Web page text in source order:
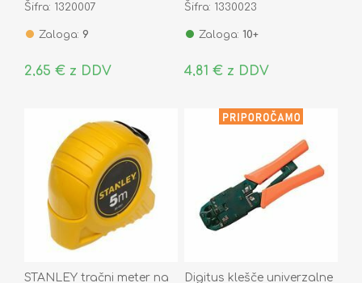
Šifra: 1320007
Zaloga: 9
2,65 € z DDV
Šifra: 1330023
Zaloga: 10+
4,81 € z DDV
STANLEY tračni meter na
Digitus klešče univerzalne